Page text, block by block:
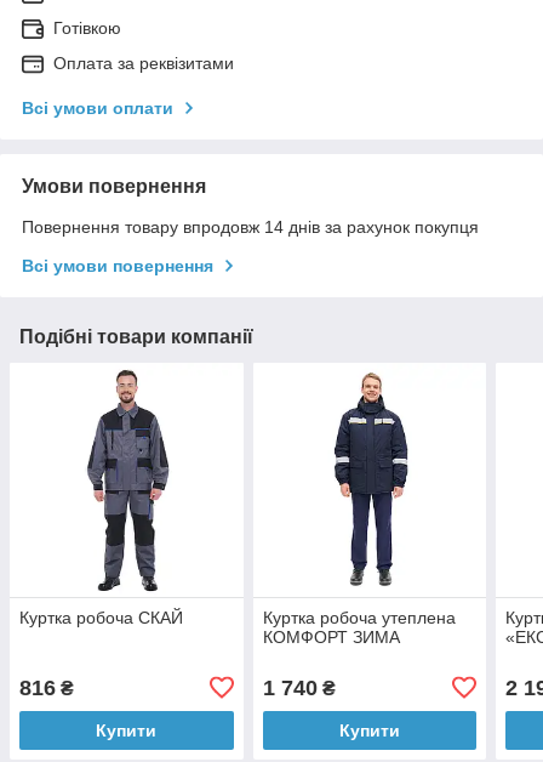
Готівкою
Оплата за реквізитами
Всі умови оплати
Умови повернення
Повернення товару впродовж 14 днів за рахунок покупця
Всі умови повернення
Подібні товари компанії
Куртка робоча СКАЙ
816 ₴
Купити
Куртка робоча утеплена
КОМФОРТ ЗИМА
1 740₴
Купити
2